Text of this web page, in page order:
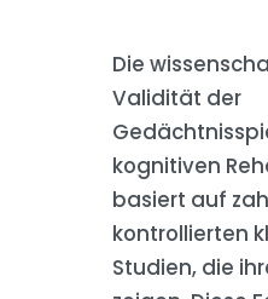
Die
Validität der
kognitiven
basiert auf
kontrollierten
Studien, die